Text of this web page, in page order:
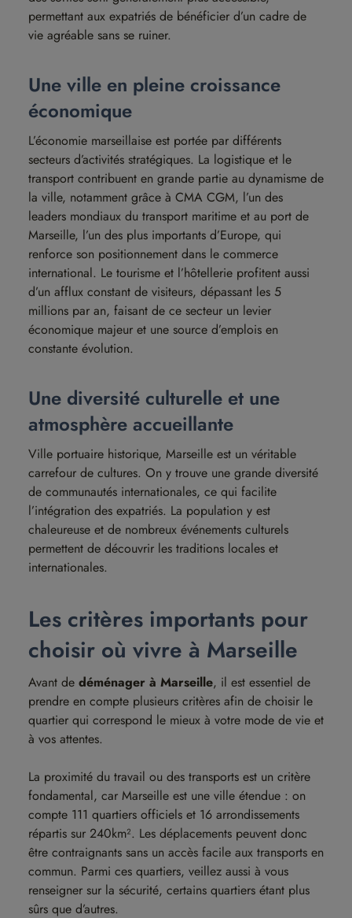
permettant aux expatriés de bénéficier d’un cadre de
vie agréable sans se ruiner.
Une ville en pleine croissance
économique
L’économie marseillaise est portée par différents
secteurs d’activités stratégiques. La logistique et le
transport contribuent en grande partie au dynamisme de
la ville, notamment grâce à CMA CGM, l’un des
leaders mondiaux du transport maritime et au port de
Marseille, l’un des plus importants d’Europe, qui
renforce son positionnement dans le commerce
international. Le tourisme et l’hôtellerie profitent aussi
d’un afflux constant de visiteurs, dépassant les 5
millions par an, faisant de ce secteur un levier
économique majeur et une source d’emplois en
constante évolution.
Une diversité culturelle et une
atmosphère accueillante
Ville portuaire historique, Marseille est un véritable
carrefour de cultures. On y trouve une grande diversité
de communautés internationales, ce qui facilite
l’intégration des expatriés. La population y est
chaleureuse et de nombreux événements culturels
permettent de découvrir les traditions locales et
internationales.
Les critères importants pour
choisir où vivre à Marseille
Avant de déménager à Marseille, il est essentiel de
prendre en compte plusieurs critères afin de choisir le
quartier qui correspond le mieux à votre mode de vie et
à vos attentes.
La proximité du travail ou des transports est un critère
fondamental, car Marseille est une ville étendue : on
compte 111 quartiers officiels et 16 arrondissements
répartis sur 240km². Les déplacements peuvent donc
être contraignants sans un accès facile aux transports en
commun. Parmi ces quartiers, veillez aussi à vous
renseigner sur la sécurité, certains quartiers étant plus
sûrs que d’autres.